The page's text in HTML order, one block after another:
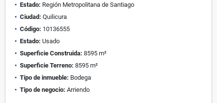
Estado: Región Metropolitana de Santiago
Ciudad: Quilicura
Código: 10136555
Estado: Usado
Superficie Construida: 8595 m²
Superficie Terreno: 8595 m²
Tipo de inmueble: Bodega
Tipo de negocio: Arriendo